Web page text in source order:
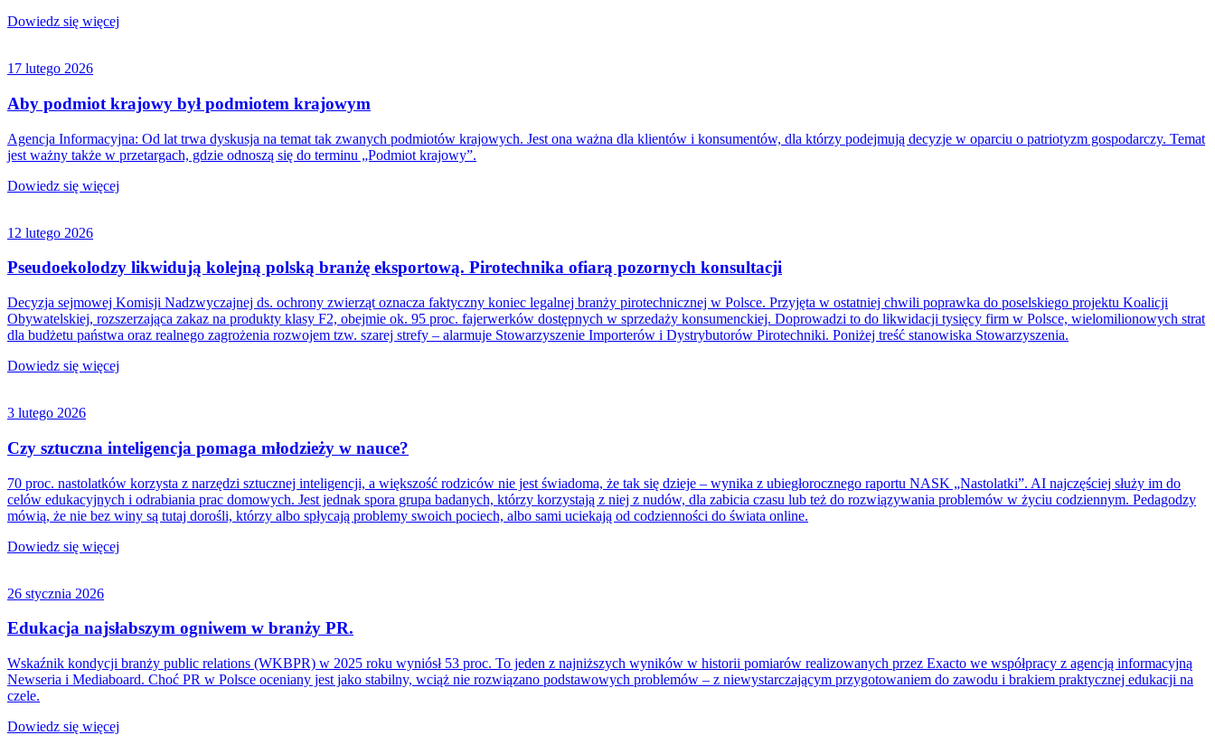
Dowiedz się więcej
17 lutego 2026
Aby podmiot krajowy był podmiotem krajowym
Agencja Informacyjna: Od lat trwa dyskusja na temat tak zwanych podmiotów krajowych. Jest ona ważna dla klientów i konsumentów, dla którzy podejmują decyzje w oparciu o patriotyzm gospodarczy. Temat
jest ważny także w przetargach, gdzie odnoszą się do terminu „Podmiot krajowy”.
Dowiedz się więcej
12 lutego 2026
Pseudoekolodzy likwidują kolejną polską branżę eksportową. Pirotechnika ofiarą pozornych konsultacji
Decyzja sejmowej Komisji Nadzwyczajnej ds. ochrony zwierząt oznacza faktyczny koniec legalnej branży pirotechnicznej w Polsce. Przyjęta w ostatniej chwili poprawka do poselskiego projektu Koalicji
Obywatelskiej, rozszerzająca zakaz na produkty klasy F2, obejmie ok. 95 proc. fajerwerków dostępnych w sprzedaży konsumenckiej. Doprowadzi to do likwidacji tysięcy firm w Polsce, wielomilionowych strat
dla budżetu państwa oraz realnego zagrożenia rozwojem tzw. szarej strefy – alarmuje Stowarzyszenie Importerów i Dystrybutorów Pirotechniki. Poniżej treść stanowiska Stowarzyszenia.
Dowiedz się więcej
3 lutego 2026
Czy sztuczna inteligencja pomaga młodzieży w nauce?
70 proc. nastolatków korzysta z narzędzi sztucznej inteligencji, a większość rodziców nie jest świadoma, że tak się dzieje – wynika z ubiegłorocznego raportu NASK „Nastolatki”. AI najczęściej służy im do
celów edukacyjnych i odrabiania prac domowych. Jest jednak spora grupa badanych, którzy korzystają z niej z nudów, dla zabicia czasu lub też do rozwiązywania problemów w życiu codziennym. Pedagodzy
mówią, że nie bez winy są tutaj dorośli, którzy albo spłycają problemy swoich pociech, albo sami uciekają od codzienności do świata online.
Dowiedz się więcej
26 stycznia 2026
Edukacja najsłabszym ogniwem w branży PR.
Wskaźnik kondycji branży public relations (WKBPR) w 2025 roku wyniósł 53 proc. To jeden z najniższych wyników w historii pomiarów realizowanych przez Exacto we współpracy z agencją informacyjną
Newseria i Mediaboard. Choć PR w Polsce oceniany jest jako stabilny, wciąż nie rozwiązano podstawowych problemów – z niewystarczającym przygotowaniem do zawodu i brakiem praktycznej edukacji na
czele.
Dowiedz się więcej